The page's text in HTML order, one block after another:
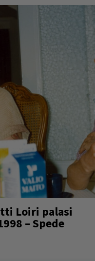
Loiri palasi
– Spede